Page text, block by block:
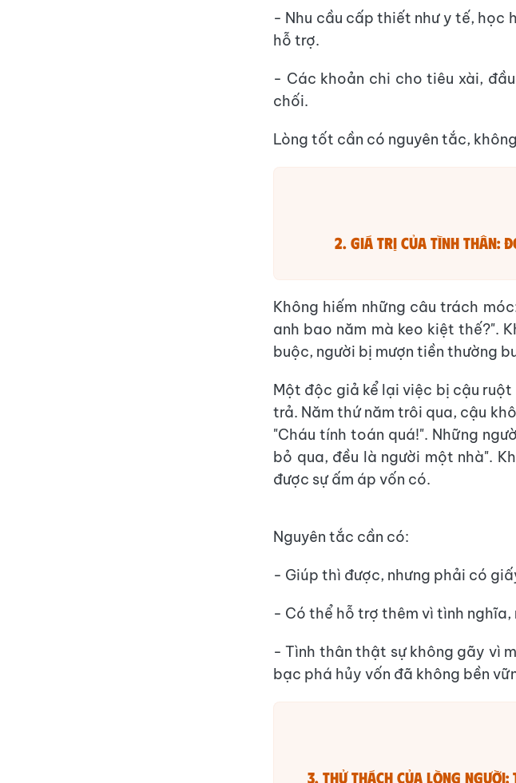
- Nhu cầu cấp thiết như y tế, học
hỗ trợ.
- Các khoản chi cho tiêu xài,
chối.
Lòng tốt cần có nguyên tắc,
2. Giá trị của tình thân:
Không hiếm những câu trách
anh bao năm mà keo kiệt thế?".
buộc, người bị mượn tiền thường
Một độc giả kể lại việc bị cậu
trả. Năm thứ năm trôi qua, cậu
"Cháu tính toán quá!". Những
bỏ qua, đều là người một nhà".
được sự ấm áp vốn có.
Nguyên tắc cần có:
- Giúp thì được, nhưng phải có
- Có thể hỗ trợ thêm vì tình
- Tình thân thật sự không gãy vì
bạc phá hủy vốn đã không bền
3. Thử thách của lòng